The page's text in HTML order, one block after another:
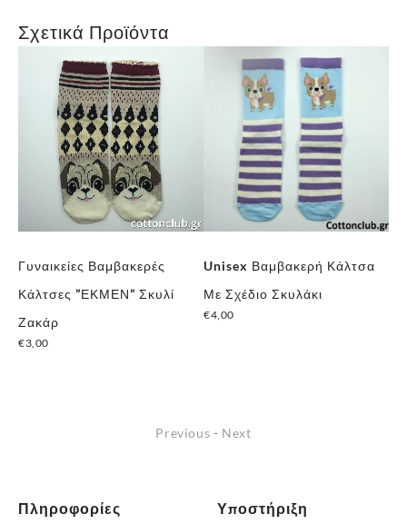
Σχετικά Προϊόντα
Γυναικείες Βαμβακερές
Κάλτσες ”ΕΚΜΕΝ” Σκυλί
Ζακάρ
€3,00
Unisex Βαμβακερή Κάλτσα
Με Σχέδιο Σκυλάκι
€4,00
Previous - Next
Πληροφορίες Υποστήριξη